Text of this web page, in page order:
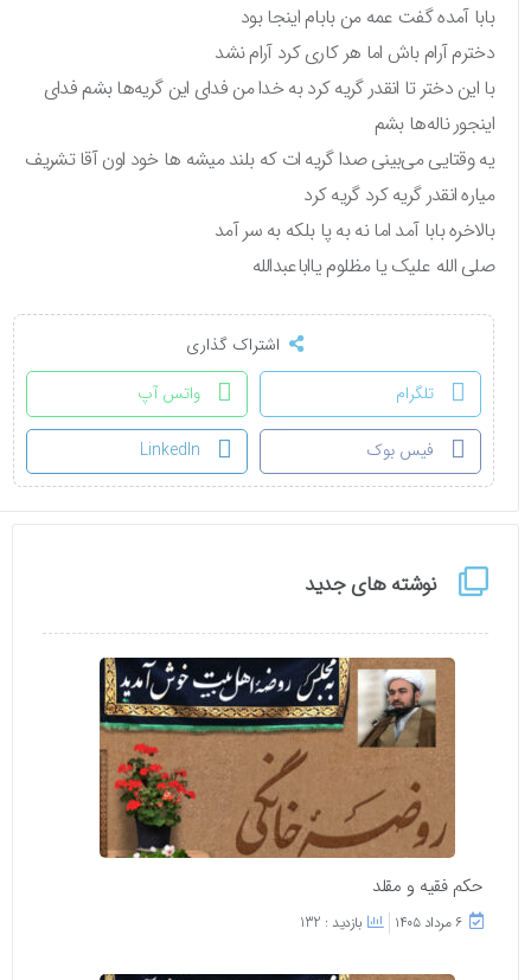
نوشته های جدید
حکم فقیه و مقلد
۶ مرداد ۱۴۰۵ بازدید : 132
بابا آمده گفت عمه من بابام اینجا بود
دخترم آرام باش اما هر کاری کرد آرام نشد
با این دختر تا انقدر گریه کرد به خدا من فدای این گریه‌ها بشم فدای
اینجور ناله‌ها بشم
یه وقتایی می‌بینی صدا گریه ات که بلند میشه ها خود اون آقا تشریف
میاره انقدر گریه کرد گریه کرد
بالاخره بابا آمد اما نه به پا بلکه به سر آمد
صلی الله علیک یا مظلوم یااباعبدالله
اشتراک گذاری
تلگرام
واتس آپ
فیس بوک LinkedIn